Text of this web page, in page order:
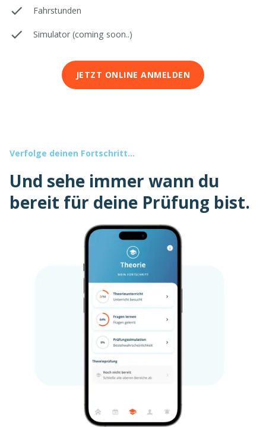
Fahrstunden
Simulator (coming soon..)
JETZT ONLINE ANMELDEN
Verfolge deinen Fortschritt...
Und sehe immer wann du
bereit für deine Prüfung bist.